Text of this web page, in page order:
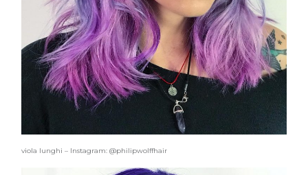
viola lunghi – Instagram: @philipwolffhair